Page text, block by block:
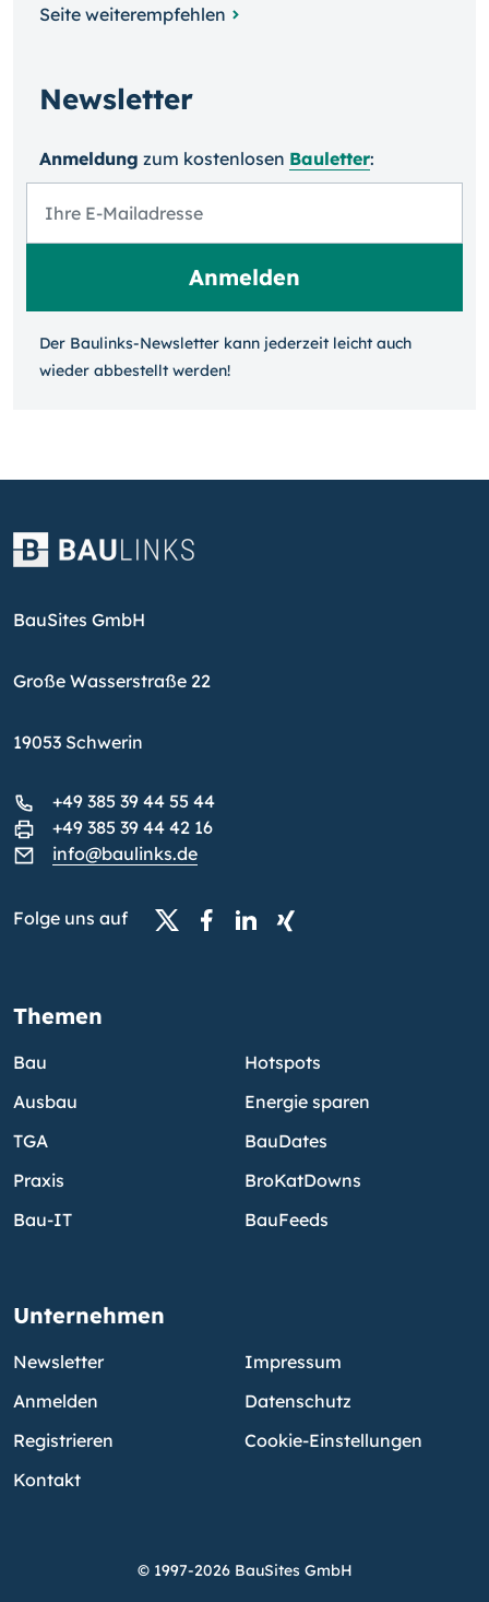
Seite weiterempfehlen
Newsletter
Anmeldung zum kosten­losen Bauletter:
Der Baulinks-Newsletter kann jeder­zeit leicht auch
wieder ab­bestellt werden!
BauSites GmbH
Große Wasserstraße 22
19053 Schwerin
+49 385 39 44 55 44
+49 385 39 44 42 16
info@baulinks.de
Folge uns auf
Themen
Bau
Ausbau
TGA
Praxis
Bau-IT
Hotspots
Energie sparen
BauDates
BroKatDowns
BauFeeds
Unternehmen
Newsletter
Anmelden
Registrieren
Kontakt
Impressum
Datenschutz
Cookie-Einstellungen
© 1997-2026 BauSites GmbH